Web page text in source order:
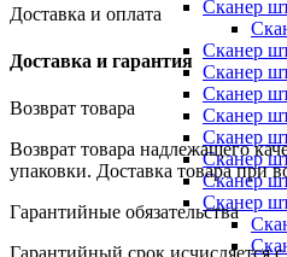
Сканер
Сканер
Сканер
Сканер
Сканер
Сканер
Сканер
Сканер
Сканер
Доставка и оплата
Доставка и гарантия
Возврат товара
Возврат товара надлежащего
упаковки. Доставка товара при
Гарантийные обязательства